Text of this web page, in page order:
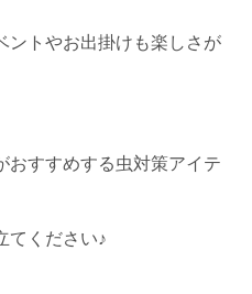
ントやお出掛けも楽しさが
おすすめする虫対策アイテ
てください♪